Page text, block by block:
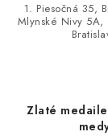
1. Piesočná 35,
Mlynské Nivy 5A,
Zlaté